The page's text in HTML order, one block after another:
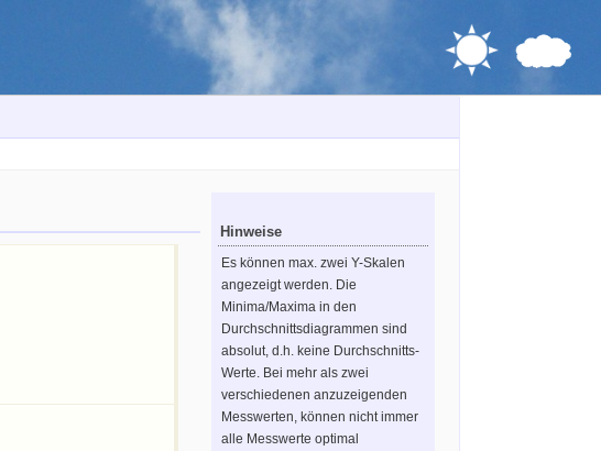
Hinweise
Es können max. zwei Y-Skalen
angezeigt werden. Die
Minima/Maxima in den
Durchschnittsdiagrammen sind
absolut, d.h. keine Durchschnitts-
Werte. Bei mehr als zwei
verschiedenen anzuzeigenden
Messwerten, können nicht immer
alle Messwerte optimal